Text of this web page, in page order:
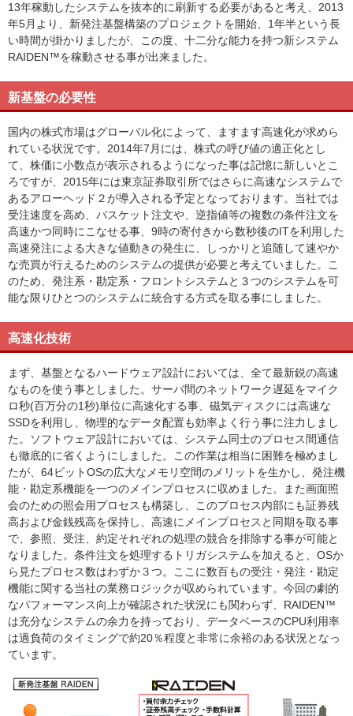
13年稼動したシステムを抜本的に刷新する必要があると考え、2013
年5月より、新発注基盤構築のプロジェクトを開始、1年半という長
い時間が掛かりましたが、この度、十二分な能力を持つ新システム
RAIDEN™を稼動させる事が出来ました。
新基盤の必要性
国内の株式市場はグローバル化によって、ますます高速化が求めら
れている状況です。2014年7月には、株式の呼び値の適正化とし
て、株価に小数点が表示されるようになった事は記憶に新しいとこ
ろですが、2015年には東京証券取引所ではさらに高速なシステムで
あるアローヘッド２が導入される予定となっております。当社では
受注速度を高め、バスケット注文や、逆指値等の複数の条件注文を
高速かつ同時にこなせる事、9時の寄付きから数秒後のITを利用した
高速発注による大きな値動きの発生に、しっかりと追随して速やか
な売買が行えるためのシステムの提供が必要と考えていました。こ
のため、発注系・勘定系・フロントシステムと３つのシステムを可
能な限りひとつのシステムに統合する方式を取る事にしました。
高速化技術
まず、基盤となるハードウェア設計においては、全て最新鋭の高速
なものを使う事としました。サーバ間のネットワーク遅延をマイク
ロ秒(百万分の1秒)単位に高速化する事、磁気ディスクには高速な
SSDを利用し、物理的なデータ配置も効率よく行う事に注力しまし
た。ソフトウェア設計においては、システム同士のプロセス間通信
も徹底的に省くようにしました。この作業は相当に困難を極めまし
たが、64ビットOSの広大なメモリ空間のメリットを生かし、発注機
能・勘定系機能を一つのメインプロセスに収めました。また画面照
会のための照会用プロセスも構築し、このプロセス内部にも証券残
高および金銭残高を保持し、高速にメインプロセスと同期を取る事
で、参照、受注、約定それぞれの処理の競合を排除する事が可能と
なりました。条件注文を処理するトリガシステムを加えると、OSか
ら見たプロセス数はわずか３つ。ここに数百もの受注・発注・勘定
機能に関する当社の業務ロジックが収められています。今回の劇的
なパフォーマンス向上が確認された状況にも関わらず、RAIDEN™
は充分なシステムの余力を持っており、データベースのCPU利用率
は過負荷のタイミングで約20％程度と非常に余裕のある状況となっ
ています。